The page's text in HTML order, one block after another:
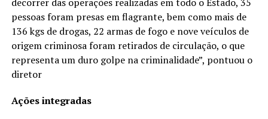
pessoas foram presas em flagrante, bem como mais de
136 kgs de drogas, 22 armas de fogo e nove veículos de
origem criminosa foram retirados de circulação, o que
representa um duro golpe na criminalidade”, pontuou o
diretor
Ações integradas